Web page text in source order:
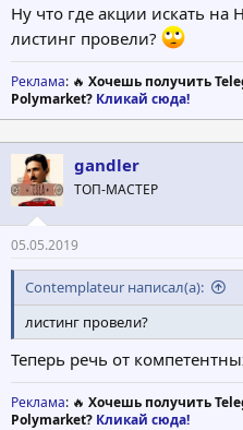
Ну что где акции искать
листинг провели?
Реклама: 🔥 Хочешь получить
Polymarket? Кликай сюда!
gandler
ТОП-МАСТЕР
05.05.2019
Contemplateur написал(а):
листинг провели?
Теперь речь от
Реклама: 🔥 Хочешь получить
Polymarket? Кликай сюда!